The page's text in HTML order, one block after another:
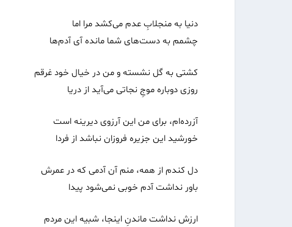
دنیا به منجلابِ عدم می‌کشد مرا اما
چشمم به دست‌های شما مانده آی آدم‌ها
کشتی به گل نشسته و من در خیال خود غرقم
روزی دوباره موجِ نجاتی می‌آید از دریا
آزرده‌ام، برای من این آرزوی دیرینه است
خورشید این جزیره فروزان نباشد از فردا
دل کندم از همه، منم آن آدمی که در عمرش
باور نداشت آدم خوبی نمی‌شود پیدا
ارزش نداشت ماندنِ اینجا، شبیه این مردم